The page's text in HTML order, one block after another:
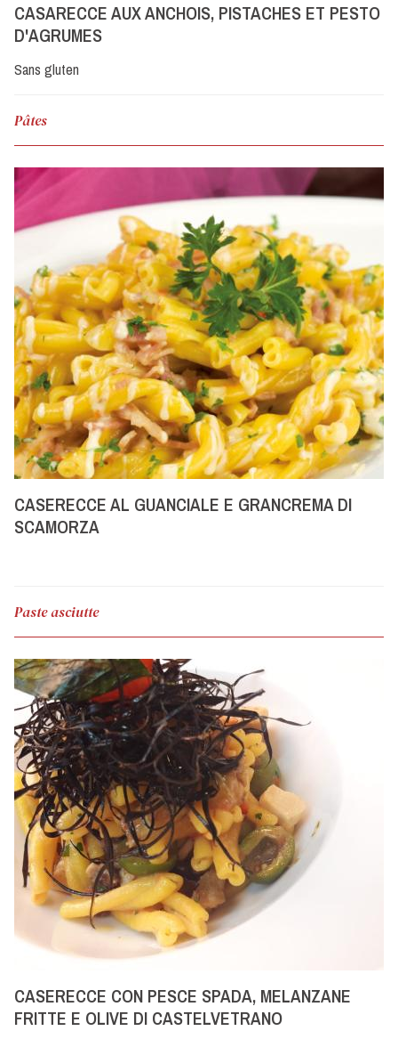
CASARECCE AUX ANCHOIS, PISTACHES ET PESTO
D'AGRUMES
Sans gluten
Pâtes
CASERECCE AL GUANCIALE E GRANCREMA DI
SCAMORZA
Paste asciutte
CASERECCE CON PESCE SPADA, MELANZANE
FRITTE E OLIVE DI CASTELVETRANO